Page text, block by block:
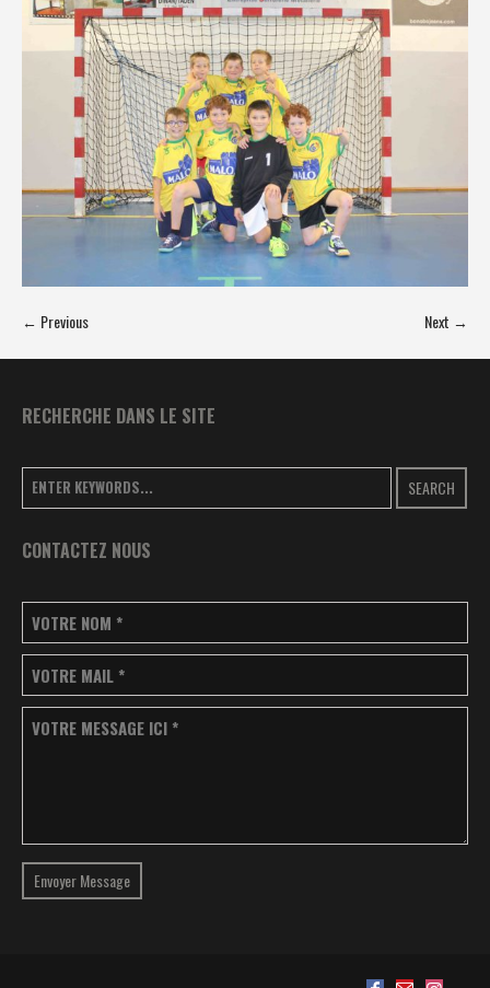
← Previous Next →
RECHERCHE DANS LE SITE
SEARCH
CONTACTEZ NOUS
VOTRE NOM *
VOTRE MAIL *
VOTRE MESSAGE ICI *
Envoyer Message